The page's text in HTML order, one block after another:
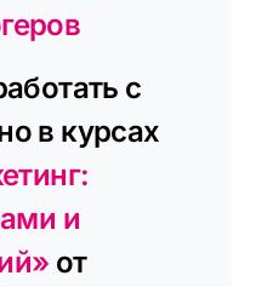
с
в курсах
и
от